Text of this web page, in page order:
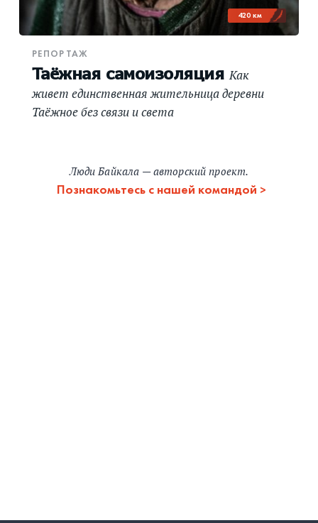
420 км
РЕПОРТАЖ
Таёжная самоизоляцияКак
живет единственная жительница деревни
Таёжное без связи и света
Люди Байкала — авторский проект.
Познакомьтесь с нашей командой